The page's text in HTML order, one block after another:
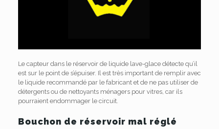
Le capteur dans le réservoir de liquide lave-glace détecte qu’il
est sur le point de s’épuiser. Il est très important de remplir avec
le liquide recommandé par le fabricant et de ne pas utiliser de
détergents ou de nettoyants ménagers pour vitres, car ils
pourraient endommager le circuit.
Bouchon de réservoir mal réglé